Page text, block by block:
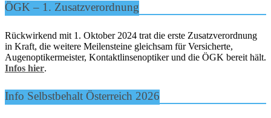
ÖGK – 1. Zusatzverordnung
Rückwirkend mit 1. Oktober 2024 trat die erste Zusatzverordnung
in Kraft, die weitere Meilensteine gleichsam für Versicherte,
Augenoptikermeister, Kontaktlinsenoptiker und die ÖGK bereit hält.
Infos hier.
Info Selbstbehalt Österreich 2026